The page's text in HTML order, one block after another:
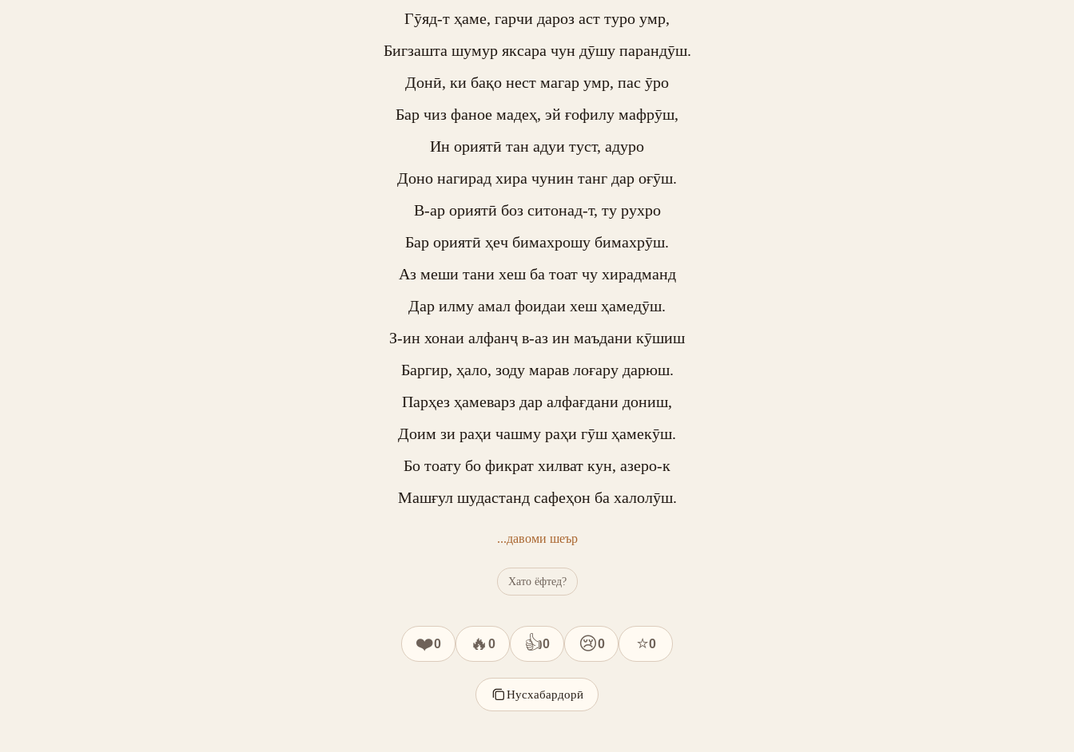
Гӯяд-т ҳаме, гарчи дароз аст туро умр,
Бигзашта шумур яксара чун дӯшу парандӯш.
Донӣ, ки бақо нест магар умр, пас ӯро
Бар чиз фаное мадеҳ, эй ғофилу мафрӯш,
Ин ориятӣ тан адуи туст, адуро
Доно нагирад хира чунин танг дар оғӯш.
В-ар ориятӣ боз ситонад-т, ту рухро
Бар ориятӣ ҳеч бимахрошу бимахрӯш.
Аз меши тани хеш ба тоат чу хирадманд
Дар илму амал фоидаи хеш ҳамедӯш.
З-ин хонаи алфанҷ в-аз ин маъдани кӯшиш
Баргир, ҳало, зоду марав лоғару дарюш.
Парҳез ҳамеварз дар алфағдани дониш,
Доим зи раҳи чашму раҳи гӯш ҳамекӯш.
Бо тоату бо фикрат хилват кун, азеро-к
Машғул шудастанд сафеҳон ба халолӯш.
...давоми шеър
Хато ёфтед?
❤️0 🔥 0 👍0 😢0 ⭐0
Нусхабардорӣ